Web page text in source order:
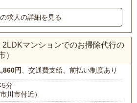
求人の詳細を見る
マンションでのお掃除代行の
）
円、交通費支給、前払い制度あり
5分
川市付近）